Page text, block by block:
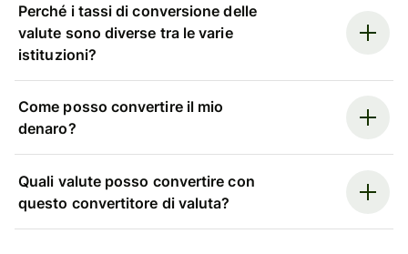
Perché i tassi di conversione delle
valute sono diverse tra le varie
istituzioni?
Come posso convertire il mio
denaro?
Quali valute posso convertire con
questo convertitore di valuta?